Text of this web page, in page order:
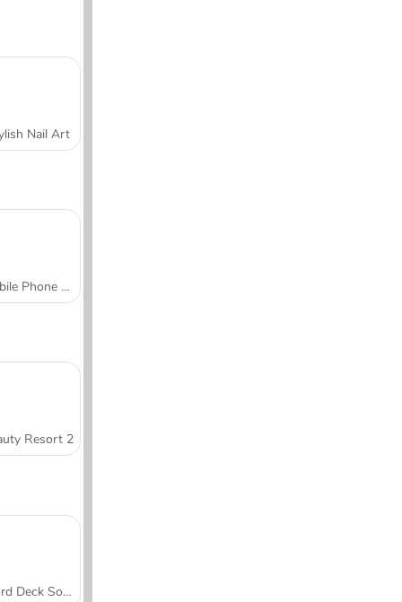
Nail Art
Mobile Phone Case Design & DIY
Resort 2
Word Deck Solitaire